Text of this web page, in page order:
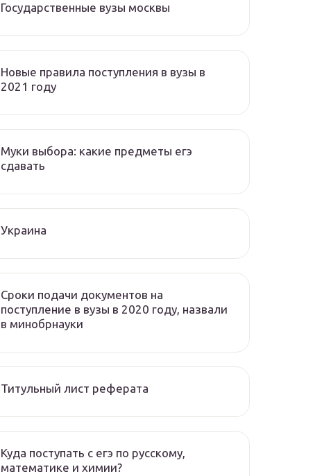
Государственные вузы москвы
Новые правила поступления в вузы в
2021 году
Муки выбора: какие предметы егэ
сдавать
Украина
Сроки подачи документов на
поступление в вузы в 2020 году, назвали
в минобрнауки
Титульный лист реферата
Куда поступать с егэ по русскому,
математике и химии?